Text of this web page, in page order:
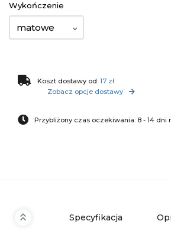
Wykończenie
matowe
Koszt dostawy od: 17 zł
Zobacz opcje dostawy
Przybliżony czas oczekiwania: 8 - 14 dni
Specyfikacja